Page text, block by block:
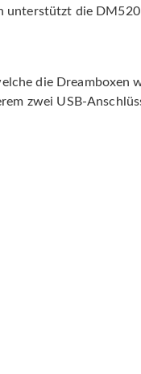
die
die Dreamboxen
zwei USB-